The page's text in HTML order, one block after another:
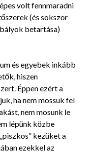
volt fennmaradni
(és sokszor
betartása)
és egyebek inkább
hiszen
Éppen ezért a
ha nem mossuk fel
nem mosunk le
lépünk közbe
kezüket a
ezekkel az